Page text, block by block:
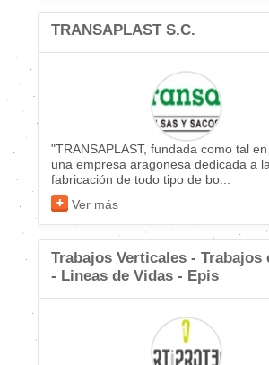
TRANSAPLAST S.C.
"TRANSAPLAST, fundada como tal
una empresa aragonesa dedicada a la
fabricación de todo tipo de bo...
Ver más
Trabajos Verticales - Trabajos
- Lineas de Vidas - Epis